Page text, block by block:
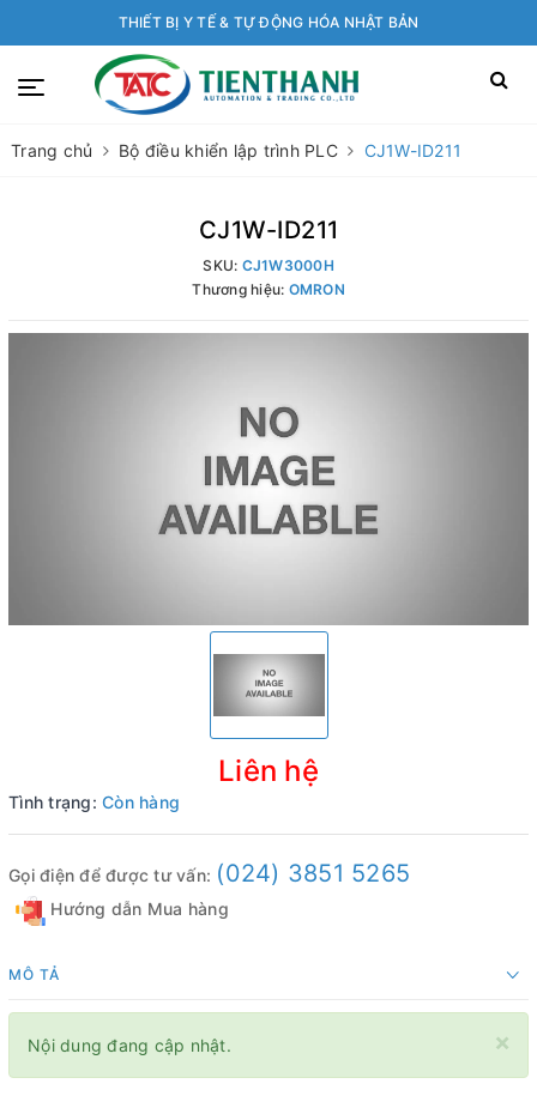
THIẾT BỊ Y TẾ & TỰ ĐỘNG HÓA NHẬT BẢN
Trang chủ Bộ điều khiển lập trình PLC CJ1W-ID211
CJ1W-ID211
SKU: CJ1W3000H
Thương hiệu: OMRON
Liên hệ
Tình trạng: Còn hàng
Gọi điện để được tư vấn: (024) 3851 5265
Hướng dẫn Mua hàng
MÔ TẢ
×
Nội dung đang cập nhật.